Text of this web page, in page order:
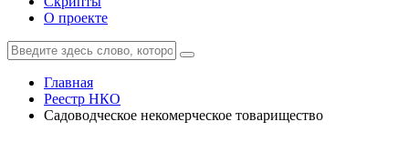
О проекте
Главная
Реестр НКО
Садоводческое некомерческое товарищество